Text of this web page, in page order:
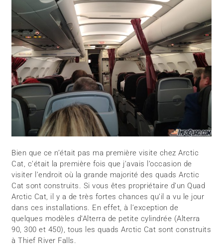
Bien que ce n’était pas ma première visite chez Arctic
Cat, c’était la première fois que j’avais l’occasion de
visiter l’endroit où la grande majorité des quads Arctic
Cat sont construits. Si vous êtes propriétaire d’un Quad
Arctic Cat, il y a de très fortes chances qu’il a vu le jour
dans ces installations. En effet, à l’exception de
quelques modèles d’Alterra de petite cylindrée (Alterra
90, 300 et 450), tous les quads Arctic Cat sont construits
à Thief River Falls.